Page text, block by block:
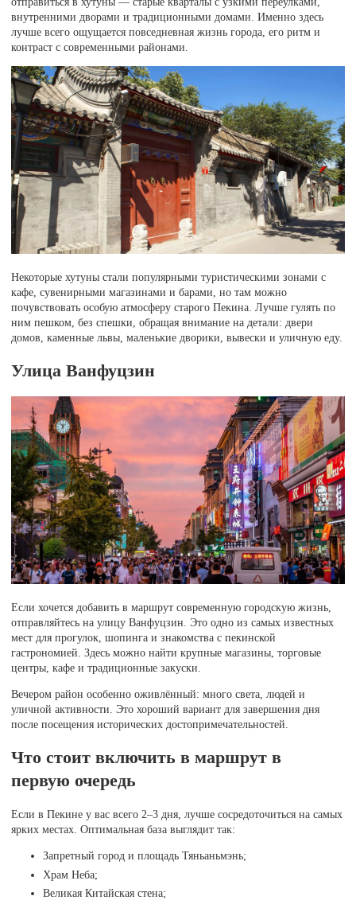
внутренними дворами и традиционными домами. Именно здесь
лучше всего ощущается повседневная жизнь города, его ритм и
контраст с современными районами.
Некоторые хутуны стали популярными туристическими зонами с
кафе, сувенирными магазинами и барами, но там можно
почувствовать особую атмосферу старого Пекина. Лучше гулять по
ним пешком, без спешки, обращая внимание на детали: двери
домов, каменные львы, маленькие дворики, вывески и уличную еду.
Улица Ванфуцзин
Если хочется добавить в маршрут современную городскую жизнь,
отправляйтесь на улицу Ванфуцзин. Это одно из самых известных
мест для прогулок, шопинга и знакомства с пекинской
гастрономией. Здесь можно найти крупные магазины, торговые
центры, кафе и традиционные закуски.
Вечером район особенно оживлённый: много света, людей и
уличной активности. Это хороший вариант для завершения дня
после посещения исторических достопримечательностей.
Что стоит включить в маршрут в
первую очередь
Если в Пекине у вас всего 2–3 дня, лучше сосредоточиться на самых
ярких местах. Оптимальная база выглядит так:
Запретный город и площадь Тяньаньмэнь;
Храм Неба;
Великая Китайская стена;